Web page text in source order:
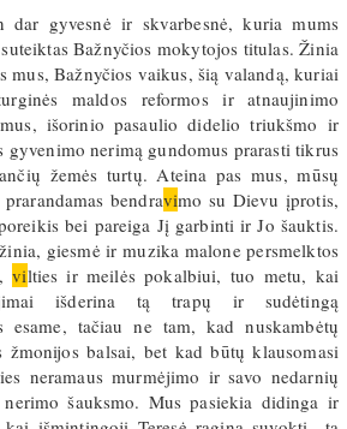
dar gyvesnė ir skvarbesnė, kuria mums
Bažnyčios mokytojos titulas. Žinia
mus, Bažnyčios vaikus, šią valandą, kuriai
maldos reformos ir atnaujinimo
išorinio pasaulio didelio triukšmo ir
gyvenimo nerimą gundomus prarasti tikrus
žemės turtų. Ateina pas mus, mūsų
bendravimo su Dievu įprotis,
bei pareiga Jį garbinti ir Jo šauktis.
giesmė ir muzika malone persmelktos
vilties ir meilės pokalbiui, tuo metu, kai
išderina tą trapų ir sudėtingą
esame, tačiau ne tam, kad nuskambėtų
balsai, bet kad būtų klausomasi
neramaus murmėjimo ir savo nedarnių
šauksmo. Mus pasiekia didinga ir